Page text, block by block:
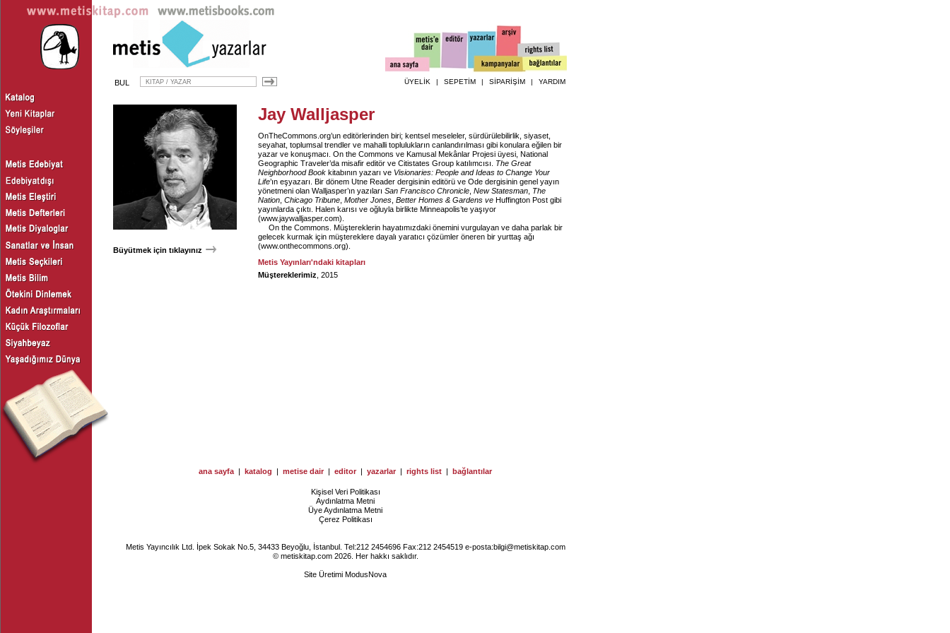
BUL ÜYELİK | SEPETİM | SİPARİŞİM | YARDIM
Büyütmek için tıklayınız
Jay Walljasper
OnTheCommons.org’un editörlerinden biri; kentsel meseleler, sürdürülebilirlik, siyaset,
seyahat, toplumsal trendler ve mahalli toplulukların canlandırılması gibi konulara eğilen bir
yazar ve konuşmacı. On the Commons ve Kamusal Mekânlar Projesi üyesi, National
Geographic Traveler’da misafir editör ve Citistates Group katılımcısı. The Great
Neighborhood Book kitabının yazarı ve Visionaries: People and Ideas to Change Your
Life’ın eşyazarı. Bir dönem Utne Reader dergisinin editörü ve Ode dergisinin genel yayın
yönetmeni olan Walljasper’ın yazıları San Francisco Chronicle New Statesman The
Nation Chicago Tribune Mother Jones Better Homes & Gardens ve Huffington Post gibi
yayınlarda çıktı. Halen karısı ve oğluyla birlikte Minneapolis’te yaşıyor
(www.jaywalljasper.com).
On the Commons. Müştereklerin hayatımızdaki önemini vurgulayan ve daha parlak bir
gelecek kurmak için müştereklere dayalı yaratıcı çözümler öneren bir yurttaş ağı
(www.onthecommons.org).
Metis Yayınları'ndaki kitapları
Müştereklerimiz , 2015
ana sayfa | katalog | metise dair | editor | yazarlar | rights list | bağlantılar
Kişisel Veri Politikası
Aydınlatma Metni
Üye Aydınlatma Metni
Çerez Politikası
Metis Yayıncılık Ltd. İpek Sokak No.5, 34433 Beyoğlu, İstanbul. Tel:212 2454696 Fax:212 2454519 e-posta:bilgi@metiskitap.com
© metiskitap.com 2026. Her hakkı saklıdır.
Site Üretimi ModusNova